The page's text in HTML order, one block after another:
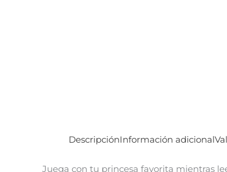
DescripciónInformación adicional
Juega con tu princesa favorita mientras